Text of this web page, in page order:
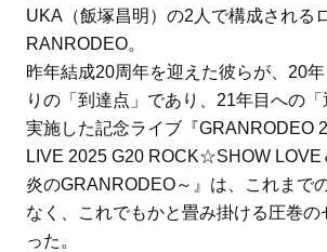
UKA（飯塚昌明）の2人で構成される
RANRODEO。
昨年結成20周年を迎えた彼らが、20
りの「到達点」であり、21年目への
実施した記念ライブ『GRANRODEO
LIVE 2025 G20 ROCK☆SHOW LOVE
炎のGRANRODEO～』は、これまで
なく、これでもかと畳み掛ける圧巻の
った。